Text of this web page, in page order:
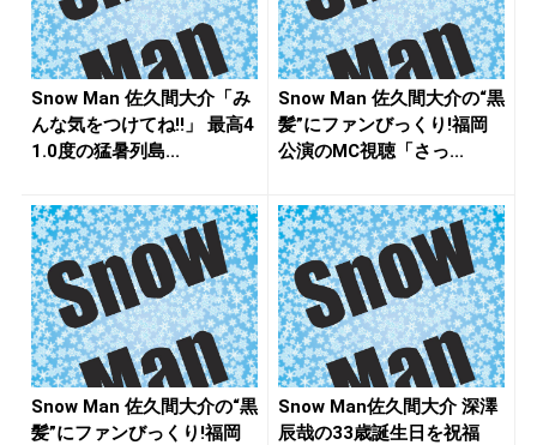
Snow Man 佐久間大介「み
んな気をつけてね!!」 最高4
1.0度の猛暑列島...
Snow Man 佐久間大介の“黒
髪”にファンびっくり!福岡
公演のMC視聴「さっ...
Snow Man 佐久間大介の“黒
髪”にファンびっくり!福岡
Snow Man佐久間大介 深澤
辰哉の33歳誕生日を祝福